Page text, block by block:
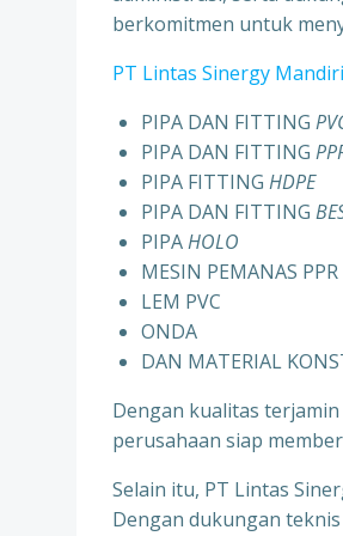
berkomitmen untuk
PT Lintas Sinergy
PIPA DAN FITTING
PIPA DAN FITTING
PIPA FITTING HDPE
PIPA DAN FITTING
PIPAHOLO
MESIN PEMANAS
LEM PVC
ONDA
DAN MATERIAL
Dengan kualitas
perusahaan siap
Selain itu, PT Lintas
Dengan dukungan